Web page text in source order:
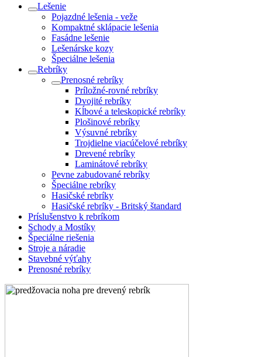
Lešenie
Pojazdné lešenia - veže
Kompaktné sklápacie lešenia
Fasádne lešenie
Lešenárske kozy
Špeciálne lešenia
Rebríky
Prenosné rebríky
Príložné-rovné rebríky
Dvojité rebríky
Kĺbové a teleskopické rebríky
Plošinové rebríky
Výsuvné rebríky
Trojdielne viacúčelové rebríky
Drevené rebríky
Laminátové rebríky
Pevne zabudované rebríky
Špeciálne rebríky
Hasičské rebríky
Hasičské rebríky - Britský štandard
Príslušenstvo k rebríkom
Schody a Mostíky
Špeciálne riešenia
Stroje a náradie
Stavebné výťahy
Prenosné rebríky